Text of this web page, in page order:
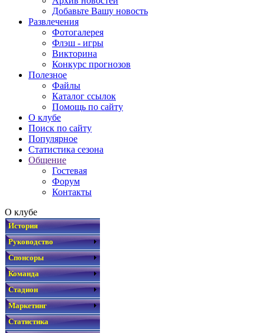
Добавьте Вашу новость
Развлечения
Фотогалерея
Флэш - игры
Викторина
Конкурс прогнозов
Полезное
Файлы
Каталог ссылок
Помощь по сайту
О клубе
Поиск по сайту
Популярное
Статистика сезона
Общение
Гостевая
Форум
Контакты
О клубе
История
Руководство
Спонсоры
Команда
Стадион
Маркетинг
Статистика